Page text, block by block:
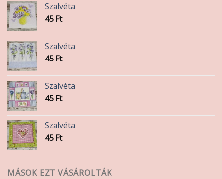
Szalvéta
45 Ft
Szalvéta
45 Ft
Szalvéta
45 Ft
Szalvéta
45 Ft
MÁSOK EZT VÁSÁROLTÁK